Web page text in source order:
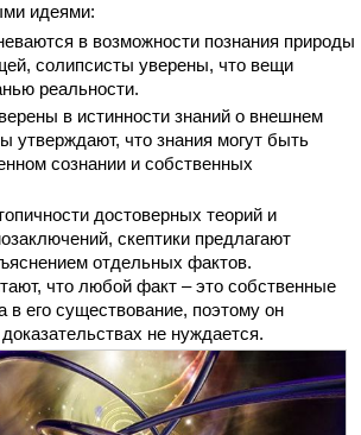
идеями:
в возможности познания природы
солипсисты уверены, что вещи
реальности.
в истинности знаний о внешнем
утверждают, что знания могут быть
сознании и собственных
достоверных теорий и
скептики предлагают
отдельных фактов.
что любой факт – это собственные
его существование, поэтому он
не нуждается.